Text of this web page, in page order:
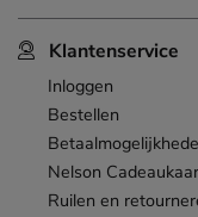
Klantenservice
Inloggen
Bestellen
Nelson
Ruilen en